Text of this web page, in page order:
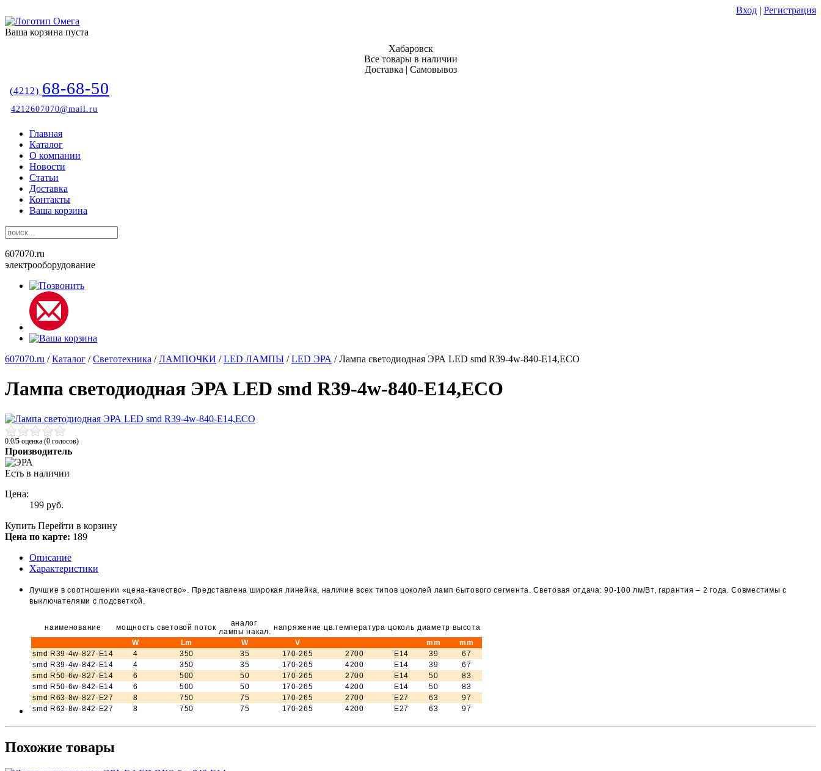
Вход | Регистрация
Ваша корзина пуста
Хабаровск
Все товары в наличии
Доставка | Самовывоз
(4212) 68-68-50
4212607070@mail.ru
Главная
Каталог
О компании
Новости
Статьи
Доставка
Контакты
Ваша корзина
607070.ru
электрооборудование
607070.ru /Каталог /Светотехника /ЛАМПОЧКИ /LED ЛАМПЫ /LED ЭРА /Лампа светодиодная ЭРА LED smd R39-4w-840-E14,ECO
Лампа светодиодная ЭРА LED smd R39-4w-840-E14,ECO
0.0/5 оценка (0 голосов)
Производитель
Есть в наличии
Цена:
199 руб.
Купить Перейти в корзину
Цена по карте: 189
Описание
Характеристики
Лучшие в соотношении «цена-качество». Представлена широкая линейка, наличие всех типов цоколей ламп бытового сегмента. Световая отдача: 90-100 лм/Вт, гарантия – 2 года. Совместимы с
выключателями с подсветкой.
наименование мощность световой поток
аналог
лампы накал. напряжение цв.температура цоколь диаметр высота
W
Lm W V mm
mm
smd R39-4w-827-E14
4 350 35 170-265 2700 E14 39
67
smd R39-4w-842-E14
4 350 35 170-265 4200 E14 39
67
smd R50-6w-827-E14
6 500 50 170-265 2700 E14 50
83
smd R50-6w-842-E14
6 500 50 170-265 4200 E14 50
83
smd R63-8w-827-E27
8 750 75 170-265 2700 E27 63
97
smd R63-8w-842-E27
8 750 75 170-265 4200 E27 63 97
Похожие товары